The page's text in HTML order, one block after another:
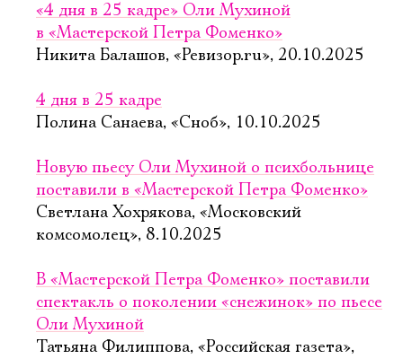
«4 дня в 25 кадре» Оли Мухиной
в «Мастерской Петра Фоменко»
Никита Балашов, «Ревизор.ru», 20.10.2025
4 дня в 25 кадре
Полина Санаева, «Сноб», 10.10.2025
Новую пьесу Оли Мухиной о психбольнице
поставили в «Мастерской Петра Фоменко»
Светлана Хохрякова, «Московский
комсомолец», 8.10.2025
В «Мастерской Петра Фоменко» поставили
спектакль о поколении «снежинок» по пьесе
Оли Мухиной
Татьяна Филиппова, «Российская газета»,